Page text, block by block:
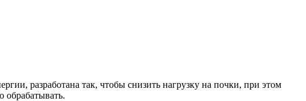
разработана так, чтобы снизить нагрузку на почки, при этом
обрабатывать.